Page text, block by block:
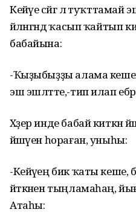
Кейәүе сәйгә лә туҡттамай
әйләнгәндә ҡасып ҡайтып
бабайына:
-Ҡыҙыбыҙҙы алама кешегә
эш эшләтте,-тип илап
Хәҙер инде бабай киткән
йәшәүен һораған, уныһы:
-Кейәүең бик ҡаты кеше,
әйткәнен тыңламаһаң,
Атаһы: